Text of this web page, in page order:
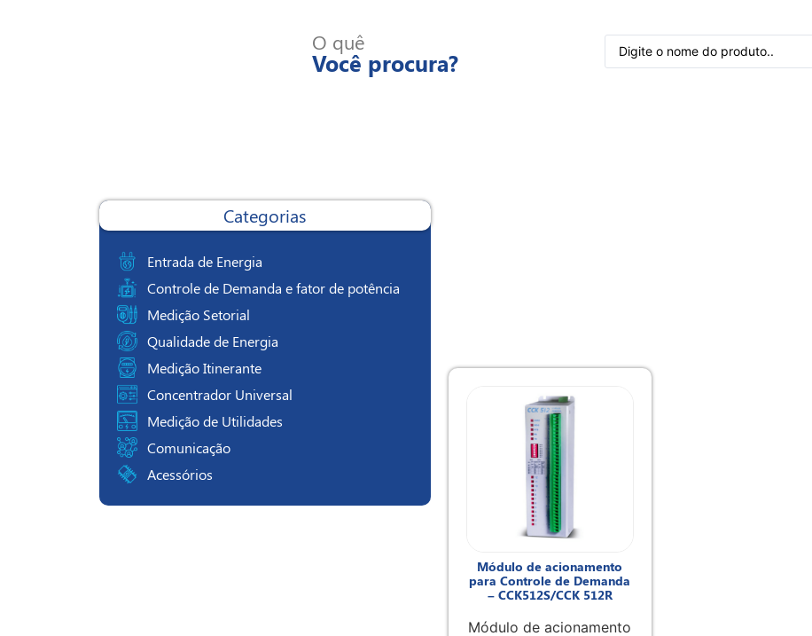
O quê
Você procura?
Categorias
Entrada de Energia
Controle de Demanda e fator de potência
Medição Setorial
Qualidade de Energia
Medição Itinerante
Concentrador Universal
Medição de Utilidades
Comunicação
Acessórios
Módulo de acionamento
para Controle de Demanda
– CCK512S/CCK 512R
Módulo de acionamento